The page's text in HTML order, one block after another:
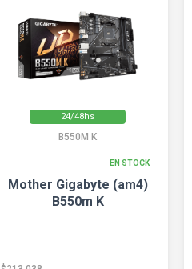
24/48hs
B550M K
EN STOCK
Mother Gigabyte (am4)
B550m K